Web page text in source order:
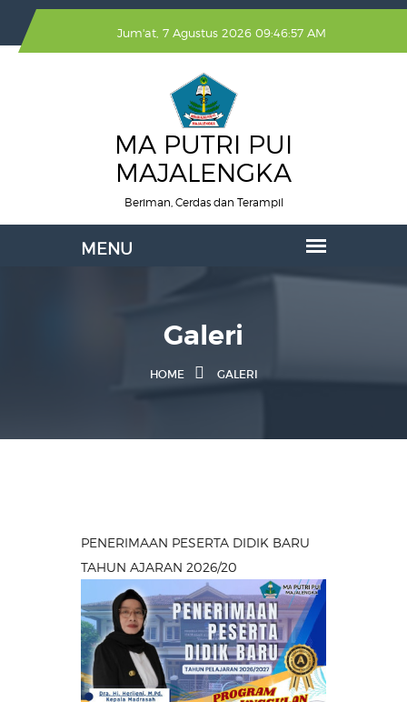
Jum'at, 7 Agustus 2026 09:46:58 AM
MA PUTRI PUI
MAJALENGKA
Beriman, Cerdas dan Terampil
Galeri
HOME GALERI
PENERIMAAN PESERTA DIDIK BARU
TAHUN AJARAN 2026/20